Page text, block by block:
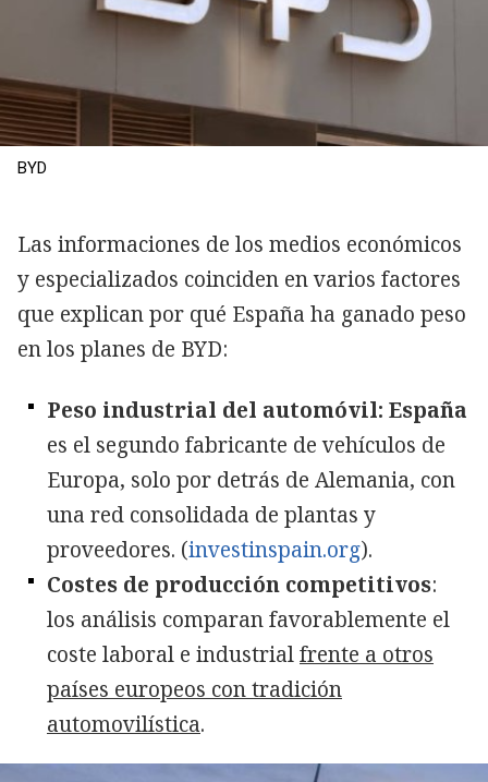
BYD
Las informaciones de los medios económicos
y especializados coinciden en varios factores
que explican por qué España ha ganado peso
en los planes de BYD:
Peso industrial del automóvil: España
es el segundo fabricante de vehículos de
Europa, solo por detrás de Alemania, con
una red consolidada de plantas y
proveedores. (investinspain.org).
Costes de producción competitivos:
los análisis comparan favorablemente el
coste laboral e industrialfrente a otros
países europeos con tradición
automovilística.